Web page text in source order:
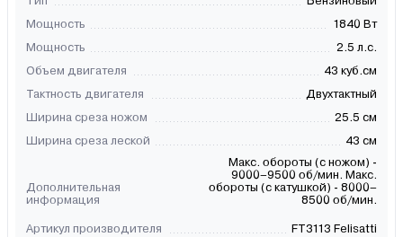
Мощность
1840 Вт
Мощность
2.5 л.с.
Объем двигателя
43 куб.см
Тактность двигателя
Двухтактный
Ширина среза ножом
25.5 см
Ширина среза леской
43 см
Дополнительная
информация
Макс. обороты (с ножом) -
9000–9500 об/мин. Макс.
обороты (с катушкой) - 8000–
8500 об/мин.
Артикул производителя FT3113 Felisatti